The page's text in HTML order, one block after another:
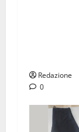
Redazione
0